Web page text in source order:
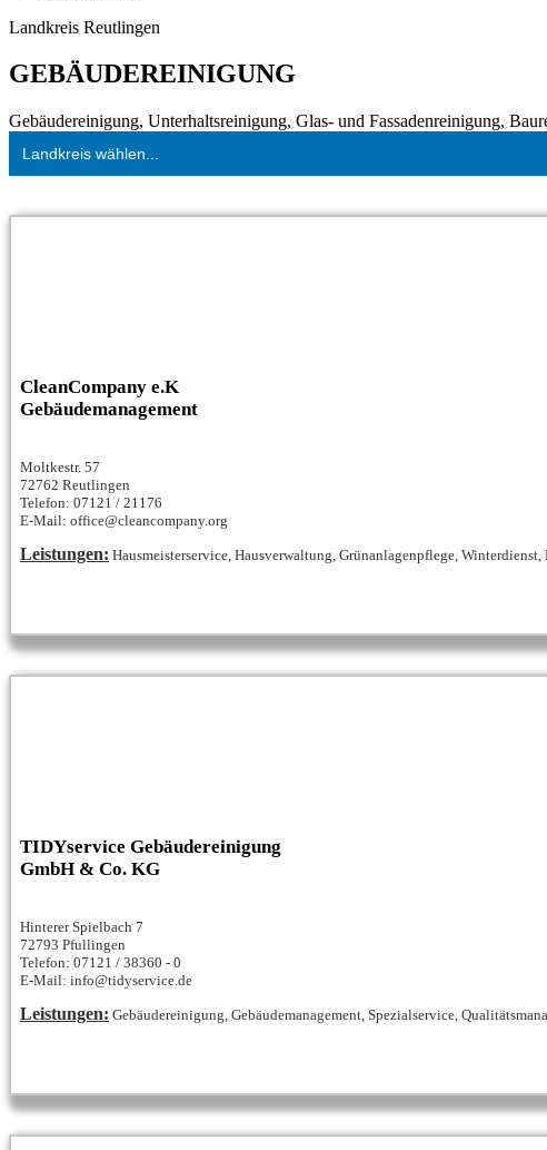
Landkreis Reutlingen
GEBÄUDEREINIGUNG
Gebäudereinigung, Unterhaltsreinigung, Glas- und Fassadenreinigung,
Landkreis wählen...
CleanCompany e.K
Gebäudemanagement
Moltkestr. 57
72762 Reutlingen
Telefon: 07121 / 21176
E-Mail: office@cleancompany.org
Leistungen: Hausmeisterservice, Hausverwaltung, Grünanlagenpflege,
TIDYservice Gebäudereinigung
GmbH & Co. KG
Hinterer Spielbach 7
72793 Pfullingen
Telefon: 07121 / 38360 - 0
E-Mail: info@tidyservice.de
Leistungen: Gebäudereinigung, Gebäudemanagement, Spezialservice,